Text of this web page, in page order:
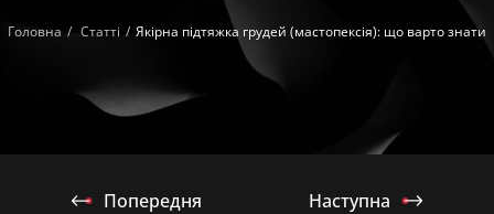
Головна Статті Якірна підтяжка грудей (мастопексія): що варто знати
Попередня Наступна